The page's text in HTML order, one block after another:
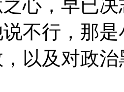
之心，早已
不行，那
以及对政